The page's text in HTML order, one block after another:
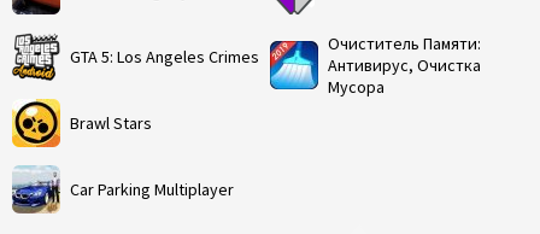
GTA 5: Los Angeles Crimes
Brawl Stars
Car Parking Multiplayer
Очиститель Памяти:
Антивирус, Очистка
Мусора